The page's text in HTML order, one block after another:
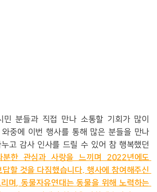
민 분들과 직접 만나 소통할 기회가 많이
중에 이번 행사를 통해 많은 분들을 만나
고 감사 인사를 드릴 수 있어 참 행복했던
분한 관심과 사랑을 느끼며 2022년에도
할 것을 다짐했습니다. 행사에 참여해주신
며, 동물자유연대는 동물을 위해 노력하는